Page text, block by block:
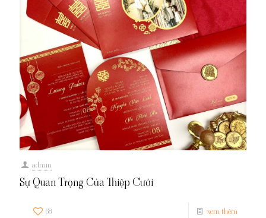
admin
Sự Quan Trọng Của Thiệp Cưới
68 xem thêm